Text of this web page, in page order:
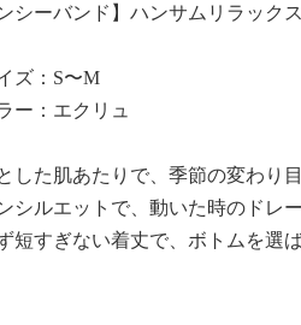
シーバンド】ハンサムリラック
ズ：S〜M
ー：エクリュ
した肌あたりで、季節の変わり
シルエットで、動いた時のドレ
短すぎない着丈で、ボトムを選